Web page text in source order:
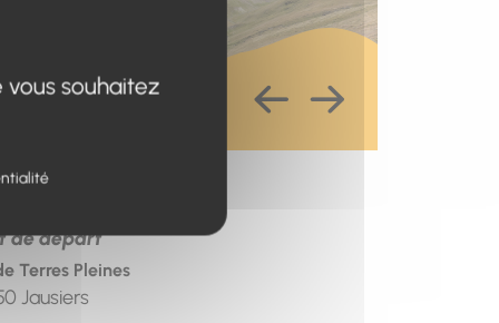
de départ
Terres Pleines
Jausiers
souhaitez